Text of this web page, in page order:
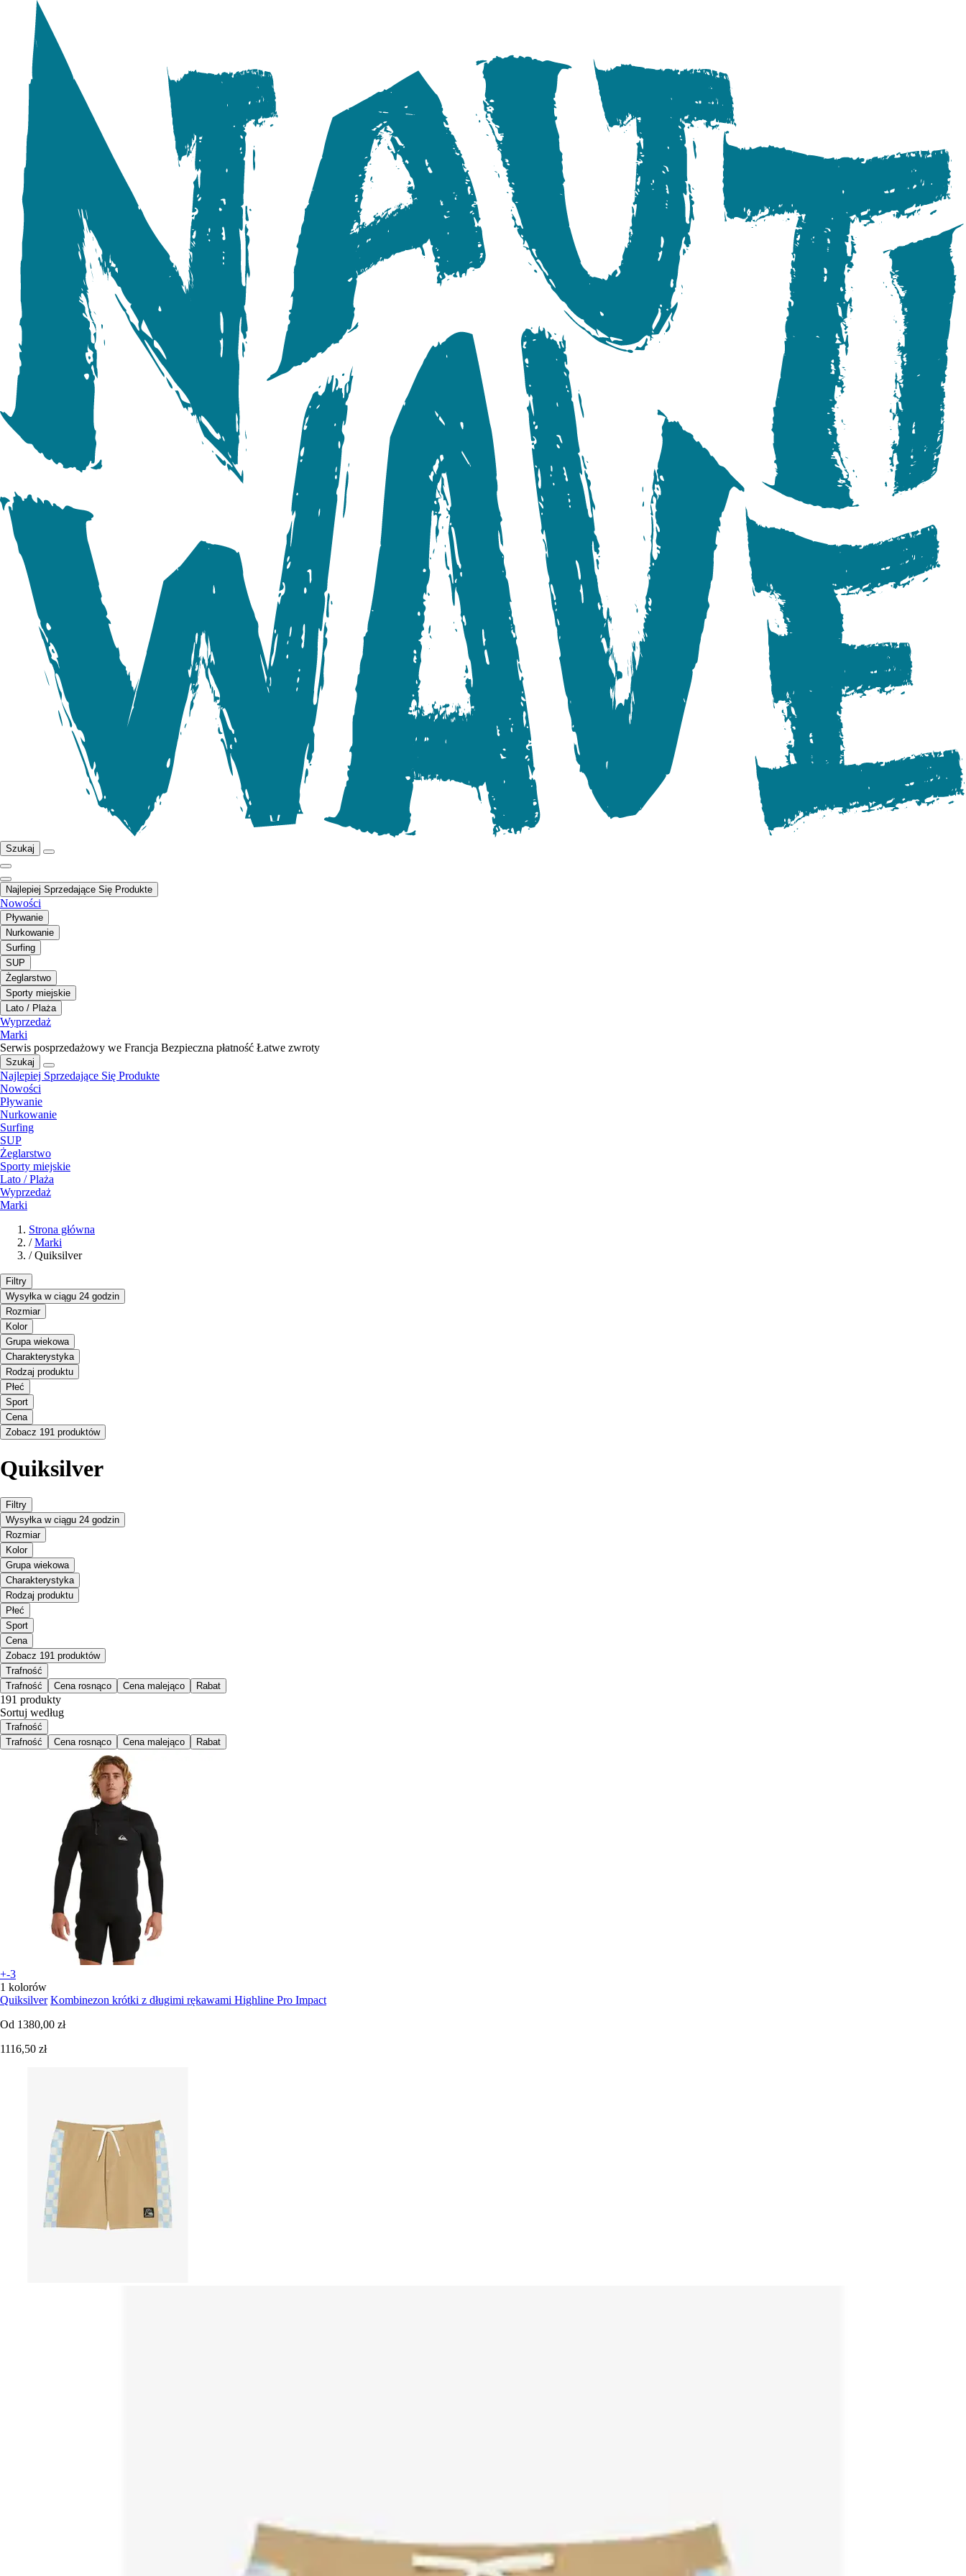
Szukaj
Najlepiej Sprzedające Się Produkte
Nowości
Pływanie
Nurkowanie
Surfing
SUP
Żeglarstwo
Sporty miejskie
Lato / Plaża
Wyprzedaż
Marki
Serwis posprzedażowy we Francja Bezpieczna płatność Łatwe zwroty
Szukaj
Najlepiej Sprzedające Się Produkte
Nowości
Pływanie
Nurkowanie
Surfing
SUP
Żeglarstwo
Sporty miejskie
Lato / Plaża
Wyprzedaż
Marki
Strona główna
/ Marki
/ Quiksilver
Filtry
Wysyłka w ciągu 24 godzin
Rozmiar
Kolor
Grupa wiekowa
Charakterystyka
Rodzaj produktu
Płeć
Sport
Cena
Zobacz 191 produktów
Quiksilver
Filtry
Wysyłka w ciągu 24 godzin
Rozmiar
Kolor
Grupa wiekowa
Charakterystyka
Rodzaj produktu
Płeć
Sport
Cena
Zobacz 191 produktów
Trafność
Trafność
Cena rosnąco Cena malejąco Rabat
191 produkty
Sortuj według
Trafność
Trafność
Cena rosnąco Cena malejąco Rabat
+-3
1 kolorów
Quiksilver Kombinezon krótki z długimi rękawami Highline Pro Impact
Od 1380,00 zł
1116,50 zł